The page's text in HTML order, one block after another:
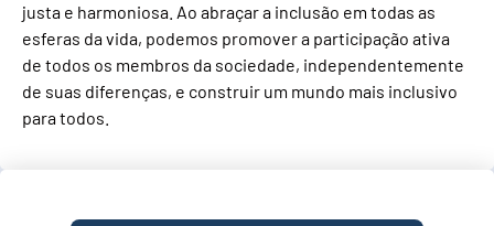
justa e harmoniosa. Ao abraçar a inclusão em todas as
esferas da vida, podemos promover a participação ativa
de todos os membros da sociedade, independentemente
de suas diferenças, e construir um mundo mais inclusivo
para todos.